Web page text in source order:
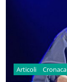
Articoli Cronaca